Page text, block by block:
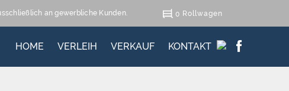
0 Rollwagen
an gewerbliche Kunden.
HOME VERLEIH VERKAUF KONTAKT